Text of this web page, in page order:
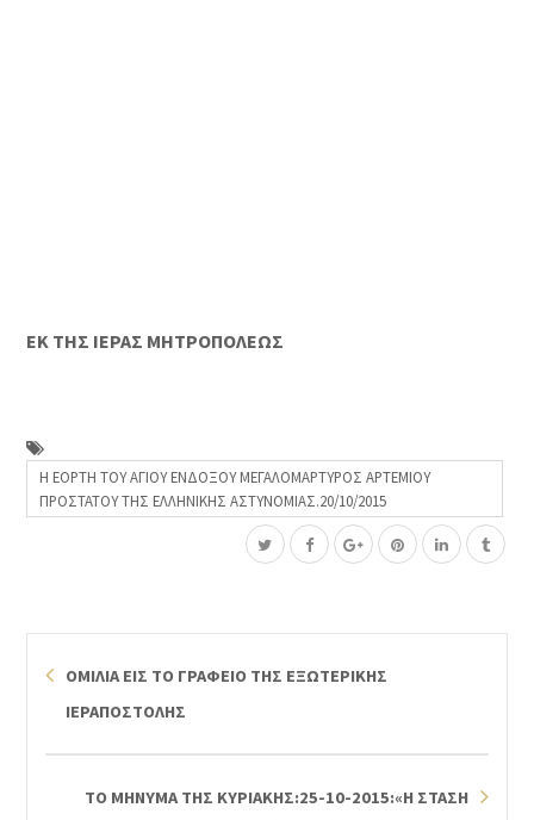
ΕΚ ΤΗΣ ΙΕΡΑΣ ΜΗΤΡΟΠΟΛΕΩΣ
Η ΕΟΡΤΗ ΤΟΥ ΑΓΙΟΥ ΕΝΔΟΞΟΥ ΜΕΓΑΛΟΜΑΡΤΥΡΟΣ ΑΡΤΕΜΙΟΥ
ΠΡΟΣΤΑΤΟΥ ΤΗΣ ΕΛΛΗΝΙΚΗΣ ΑΣΤΥΝΟΜΙΑΣ.20/10/2015
ΟΜΙΛΙΑ ΕΙΣ ΤΟ ΓΡΑΦΕΙΟ ΤΗΣ ΕΞΩΤΕΡΙΚΗΣ
ΙΕΡΑΠΟΣΤΟΛΗΣ
ΤΟ ΜΗΝΥΜΑ ΤΗΣ ΚΥΡΙΑΚΗΣ:25-10-2015:«Η ΣΤΑΣΗ